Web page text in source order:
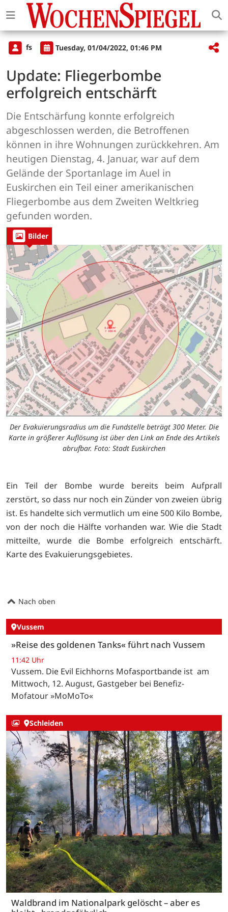
fs Tuesday, 01/04/2022, 01:46 PM
Update: Fliegerbombe
erfolgreich entschärft
Die Entschärfung konnte erfolgreich
abgeschlossen werden, die Betroffenen
können in ihre Wohnungen zurückkehren. Am
heutigen Dienstag, 4. Januar, war auf dem
Gelände der Sportanlage im Auel in
Euskirchen ein Teil einer amerikanischen
Fliegerbombe aus dem Zweiten Weltkrieg
gefunden worden.
Bilder
Der Evakuierungsradius um die Fundstelle beträgt 300 Meter. Die
Karte in größerer Auflösung ist über den Link an Ende des Artikels
abrufbar. Foto: Stadt Euskirchen
Ein Teil der Bombe wurde bereits beim Aufprall
zerstört, so dass nur noch ein Zünder von zweien übrig
ist. Es handelte sich vermutlich um eine 500 Kilo Bombe,
von der noch die Hälfte vorhanden war. Wie die Stadt
mitteilte, wurde die Bombe erfolgreich entschärft.
Karte des Evakuierungsgebietes.
Nach oben
Vussem
»Reise des goldenen Tanks« führt nach Vussem
11:42 Uhr
Vussem. Die Evil Eichhorns Mofasportbande ist am
Mittwoch, 12. August, Gastgeber bei Benefiz-
Mofatour »MoMoTo«
Schleiden
Waldbrand im Nationalpark gelöscht – aber es